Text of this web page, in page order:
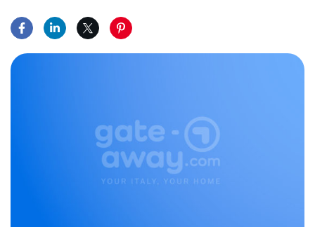
Delen op Facebook
Delen op LinkedIn
Delen op XDelen op Pinterest